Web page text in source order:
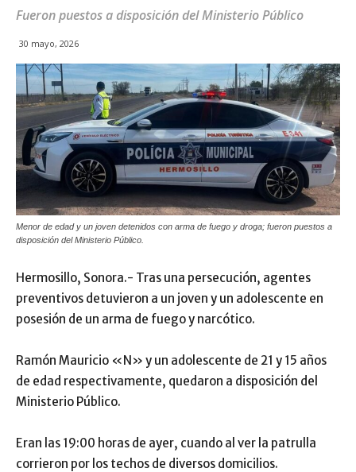
Fueron puestos a disposición del Ministerio Público
30 mayo, 2026
Menor de edad y un joven detenidos con arma de fuego y droga; fueron puestos a
disposición del Ministerio Público.
Hermosillo, Sonora.- Tras una persecución, agentes
preventivos detuvieron a un joven y un adolescente en
posesión de un arma de fuego y narcótico.
Ramón Mauricio «N» y un adolescente de 21 y 15 años
de edad respectivamente, quedaron a disposición del
Ministerio Público.
Eran las 19:00 horas de ayer, cuando al ver la patrulla
corrieron por los techos de diversos domicilios.